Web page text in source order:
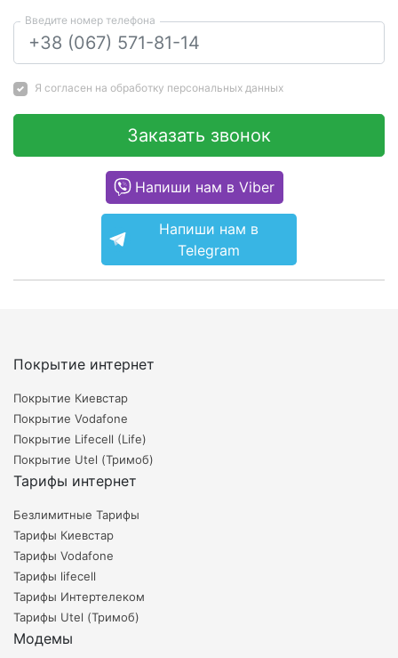
Введите номер телефона
Я согласен на обработку персональных данных
Заказать звонок
Напиши нам в Viber
Напиши нам в
Telegram
Покрытие интернет
Покрытие Киевстар
Покрытие Vodafone
Покрытие Lifecell (Life)
Покрытие Utel (Тримоб)
Тарифы интернет
Безлимитные Тарифы
Тарифы Киевстар
Тарифы Vodafone
Тарифы lifecell
Тарифы Интертелеком
Тарифы Utel (Тримоб)
Модемы